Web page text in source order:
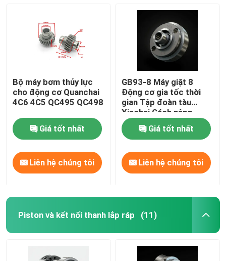
Bộ máy bơm thủy lực
cho động cơ Quanchai
4C6 4C5 QC495 QC498
Giá tốt nhất
Liên hệ chúng tôi
GB93-8 Máy giặt 8
Động cơ gia tốc thời
gian Tập đoàn tàu
Xinchai Cách nâng
Giá tốt nhất
Liên hệ chúng tôi
Piston và kết nối thanh lắp ráp (11)